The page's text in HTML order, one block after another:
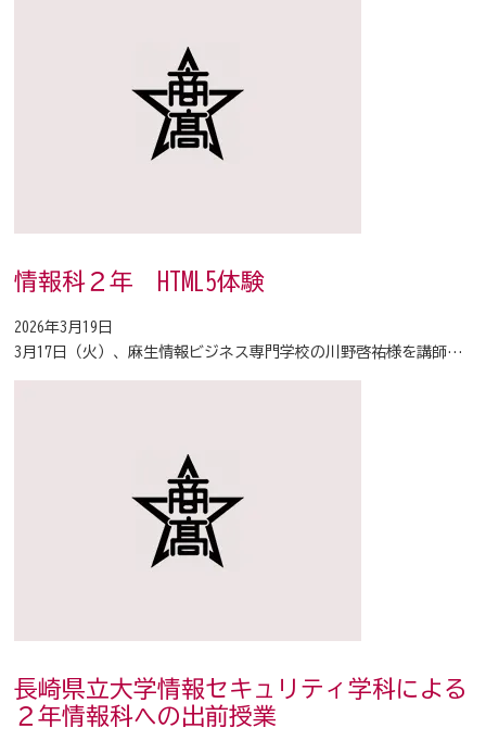
情報科２年 HTML5体験
2026年3月19日
3月17日（火）、麻生情報ビジネス専門学校の川野啓祐様を講師…
長崎県立大学情報セキュリティ学科による
２年情報科への出前授業